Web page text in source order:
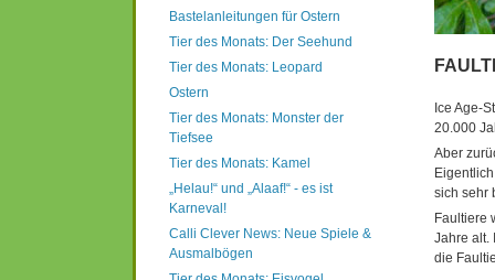
Bastelanleitungen für Ostern
Tier des Monats: Der Seehund
Tier des Monats: Leopard
Ostern
Tier des Monats: Monster der
Tiefsee
Tier des Monats: Kamel
„Helau!“ und „Alaaf!“ - es ist
Karneval!
Calli Clever News: Neue Spiele &
Ausmalbögen
Ice Age-
20.000
Aber
sich sehr
Faultiere
Jahre alt.
die